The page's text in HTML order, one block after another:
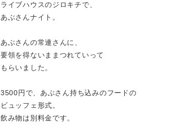
ライブハウスのジロキチで、
あぶさんナイト。
あぶさんの常連さんに、
要領を得ないままつれていって
もらいました。
3500円で、あぶさん持ち込みのフードの
ビュッフェ形式。
飲み物は別料金です。